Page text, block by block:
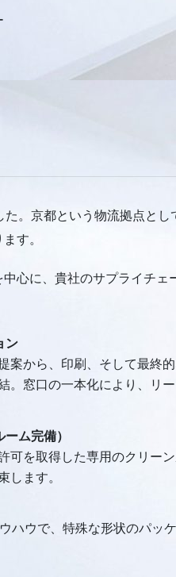
。京都という物流拠点と
す。
心に、貴社のサプライチェ
ン
案から、印刷、そして最終
。窓口の一本化により、リ
ム完備）
可を取得した専用のクリー
します。
ハウで、特殊な形状のパッ